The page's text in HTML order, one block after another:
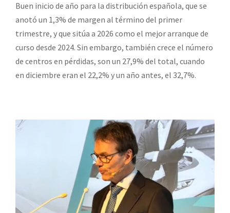
Buen inicio de año para la distribución española, que se
anotó un 1,3% de margen al término del primer
trimestre, y que sitúa a 2026 como el mejor arranque de
curso desde 2024. Sin embargo, también crece el número
de centros en pérdidas, son un 27,9% del total, cuando
en diciembre eran el 22,2% y un año antes, el 32,7%.